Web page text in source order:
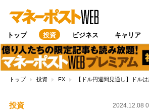
トップ 投資 ビジネス キャリア
トップ 投資 FX 【ドル円週間見通し】ドル
投資 2024.12.08